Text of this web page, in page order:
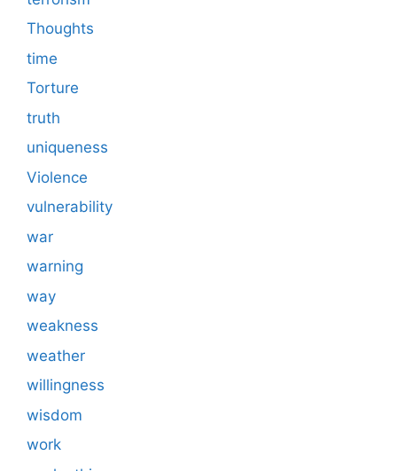
Thoughts
time
Torture
truth
uniqueness
Violence
vulnerability
war
warning
way
weakness
weather
willingness
wisdom
work